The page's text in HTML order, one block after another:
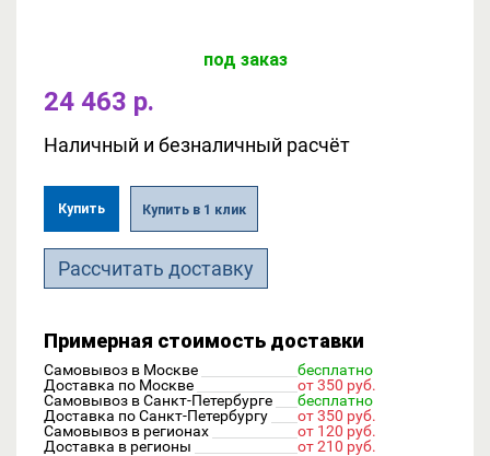
под заказ
24 463 р.
Наличный и безналичный расчёт
Купить Купить в 1 клик
Рассчитать доставку
Примерная стоимость доставки
Самовывоз в Москве
бесплатно
Доставка по Москве
от 350 руб.
Самовывоз в Санкт-Петербурге
бесплатно
Доставка по Санкт-Петербургу
от 350 руб.
Самовывоз в регионах
от 120 руб.
Доставка в регионы
от 210 руб.